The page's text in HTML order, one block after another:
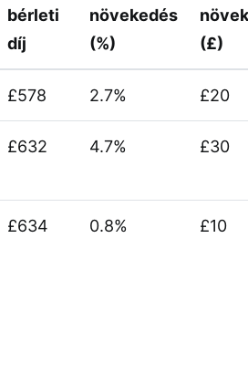
bérleti
díj
növekedés
(%)
(£)
£578 2.7% £20
£632 4.7% £30
£634 0.8% £10